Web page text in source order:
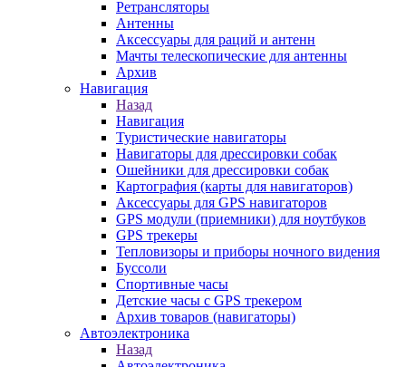
Ретрансляторы
Антенны
Аксессуары для раций и антенн
Мачты телескопические для антенны
Архив
Навигация
Назад
Навигация
Туристические навигаторы
Навигаторы для дрессировки собак
Ошейники для дрессировки собак
Картография (карты для навигаторов)
Аксессуары для GPS навигаторов
GPS модули (приемники) для ноутбуков
GPS трекеры
Тепловизоры и приборы ночного видения
Буссоли
Спортивные часы
Детские часы с GPS трекером
Архив товаров (навигаторы)
Автоэлектроника
Назад